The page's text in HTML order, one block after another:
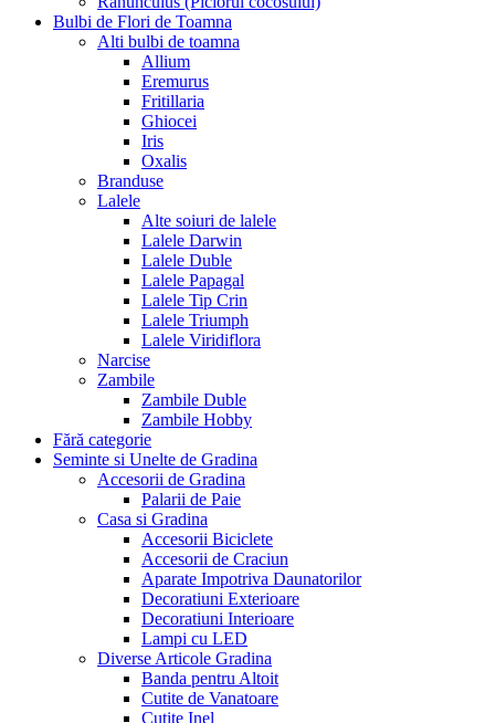
Bulbi de Flori de Toamna
Alti bulbi de toamna
Allium
Eremurus
Fritillaria
Ghiocei
Iris
Oxalis
Branduse
Lalele
Alte soiuri de lalele
Lalele Darwin
Lalele Duble
Lalele Papagal
Lalele Tip Crin
Lalele Triumph
Lalele Viridiflora
Narcise
Zambile
Zambile Duble
Zambile Hobby
Fără categorie
Seminte si Unelte de Gradina
Accesorii de Gradina
Palarii de Paie
Casa si Gradina
Accesorii Biciclete
Accesorii de Craciun
Aparate Impotriva Daunatorilor
Decoratiuni Exterioare
Decoratiuni Interioare
Lampi cu LED
Diverse Articole Gradina
Banda pentru Altoit
Cutite de Vanatoare
Cutite Inel